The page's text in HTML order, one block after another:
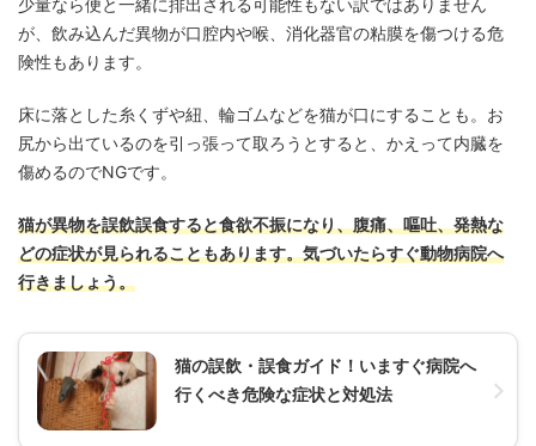
少量なら便と一緒に排出される可能性もない訳ではありません
が、飲み込んだ異物が口腔内や喉、消化器官の粘膜を傷つける危
険性もあります。
床に落とした糸くずや紐、輪ゴムなどを猫が口にすることも。お
尻から出ているのを引っ張って取ろうとすると、かえって内臓を
傷めるのでNGです。
猫が異物を誤飲誤食すると食欲不振になり、腹痛、嘔吐、発熱な
どの症状が見られることもあります。気づいたらすぐ動物病院へ
行きましょう。
猫の誤飲・誤食ガイド！いますぐ病院へ
行くべき危険な症状と対処法